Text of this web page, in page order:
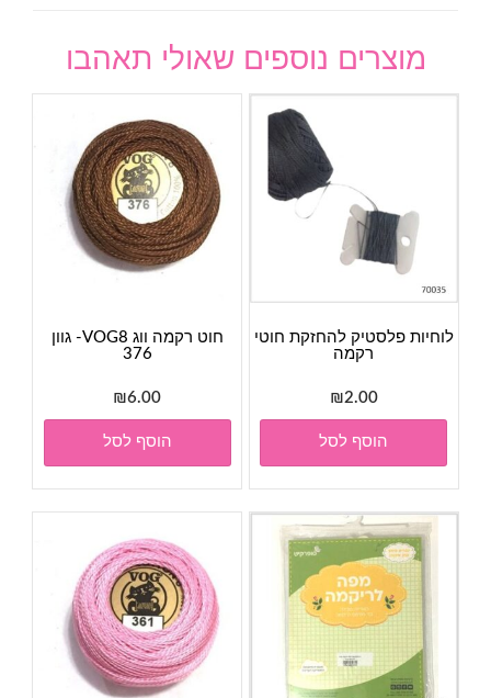
מוצרים נוספים שאולי תאהבו
לוחיות פלסטיק להחזקת חוטי
רקמה
₪2.00
הוסף לסל
חוט רקמה ווג VOG8- גוון
376
₪6.00
הוסף לסל